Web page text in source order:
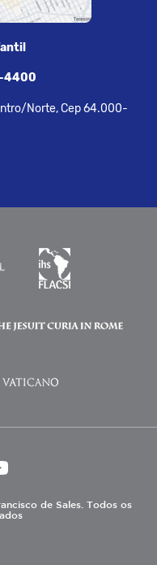
4400
Norte, Cep 64.000-
de Sales. Todos os